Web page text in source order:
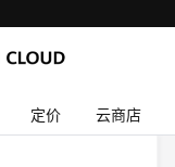
定价 云商店